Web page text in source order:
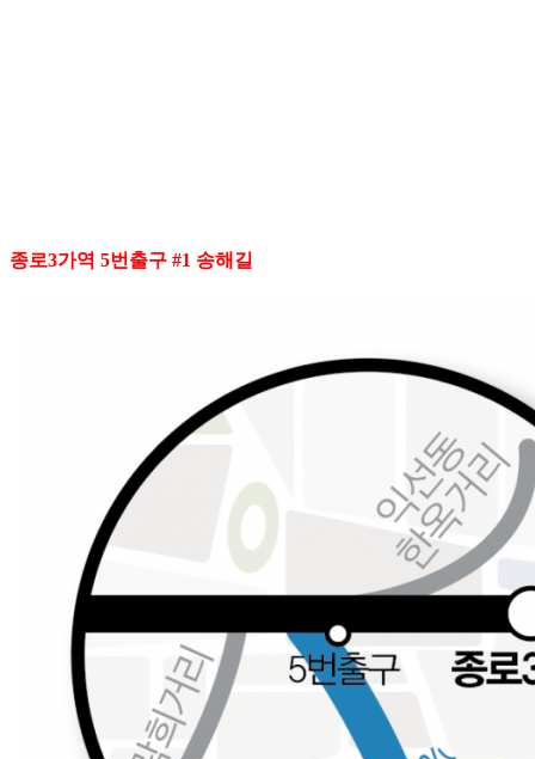
종로3가역 5번출구 #1 송해길